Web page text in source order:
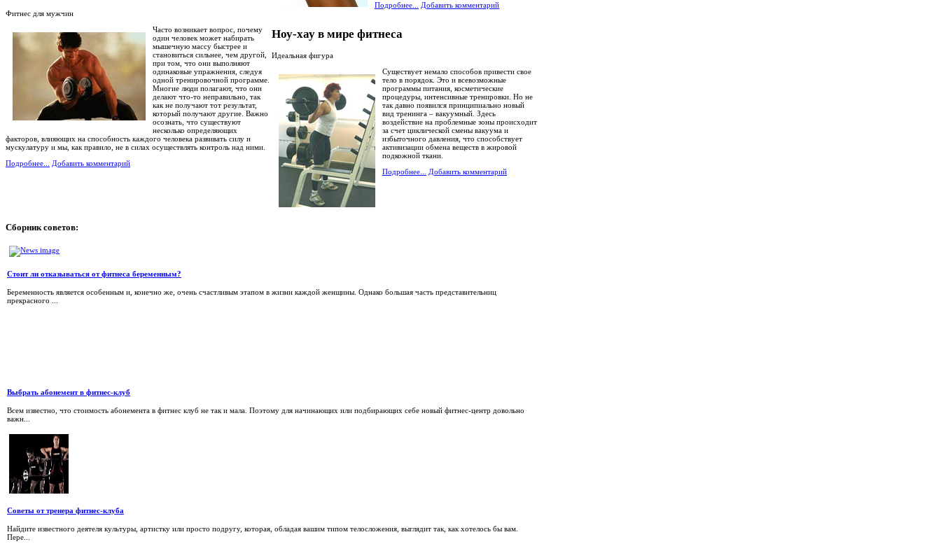
Фитнес для мужчин
Часто возникает вопрос, почему
один человек может набирать
мышечную массу быстрее и
становиться сильнее, чем другой,
при том, что они выполняют
одинаковые упражнения, следуя
одной тренировочной программе.
Многие люди полагают, что они
делают что-то неправильно, так
как не получают тот результат,
который получают другие. Важно
осознать, что существуют
несколько определяющих
факторов, влияющих на способность каждого человека развивать силу и
мускулатуру и мы, как правило, не в силах осуществлять контроль над ними.
Подробнее...
Добавить комментарий
Подробнее...
Добавить комментарий
Ноу-хау в мире фитнеса
Идеальная фигура
Существует немало способов привести свое
тело в порядок. Это и всевозможные
программы питания, косметические
процедуры, интенсивные тренировки. Но не
так давно появился принципиально новый
вид тренинга – вакуумный. Здесь
воздействие на проблемные зоны происходит
за счет циклической смены вакуума и
избыточного давления, что способствует
активизации обмена веществ в жировой
подкожной ткани.
Подробнее...
Добавить комментарий
Сборниксоветов:
Стоит ли отказываться от фитнеса беременным?
Беременность является особенным и, конечно же, очень счастливым этапом в жизни каждой женщины. Однако большая часть представительниц
прекрасного ...
Выбрать абонемент в фитнес-клуб
Всем известно, что стоимость абонемента в фитнес клуб не так и мала. Поэтому для начинающих или подбирающих себе новый фитнес-центр довольно
важн...
Советы от тренера фитнес-клуба
Найдите известного деятеля культуры, артистку или просто подругу, которая, обладая вашим типом телосложения, выглядит так, как хотелось бы вам.
Пере...